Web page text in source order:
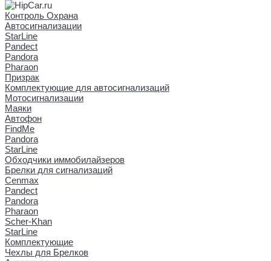
Контроль Охрана
Автосигнализации
StarLine
Pandect
Pandora
Pharaon
Призрак
Комплектующие для автосигнализаций
Мотосигнализации
Маяки
Автофон
FindMe
Pandora
StarLine
Обходчики иммобилайзеров
Брелки для сигнализаций
Cenmax
Pandect
Pandora
Pharaon
Scher-Khan
StarLine
Комплектующие
Чехлы для Брелков